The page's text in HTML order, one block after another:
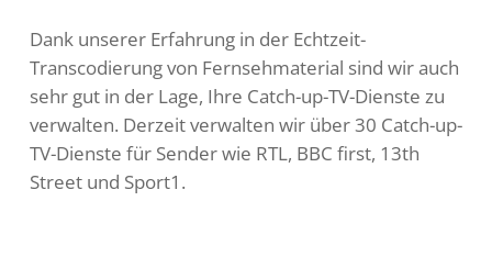
Dank unserer Erfahrung in der Echtzeit-
Transcodierung von Fernsehmaterial sind wir auch
sehr gut in der Lage, Ihre Catch-up-TV-Dienste zu
verwalten. Derzeit verwalten wir über 30 Catch-up-
TV-Dienste für Sender wie RTL, BBC first, 13th
Street und Sport1.